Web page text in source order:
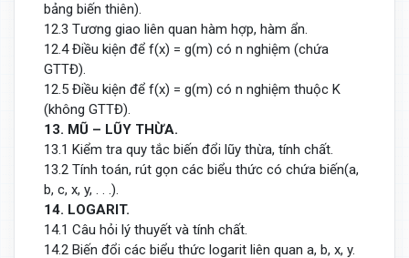
bảng biến thiên).
12.3 Tương giao liên quan hàm hợp, hàm ẩn.
12.4 Điều kiện để f(x) = g(m) có n nghiệm (chứa
GTTĐ).
12.5 Điều kiện để f(x) = g(m) có n nghiệm thuộc K
(không GTTĐ).
13. MŨ – LŨY THỪA.
13.1 Kiểm tra quy tắc biến đổi lũy thừa, tính chất.
13.2 Tính toán, rút gọn các biểu thức có chứa biến(a,
b, c, x, y, . . .).
14. LOGARIT.
14.1 Câu hỏi lý thuyết và tính chất.
14.2 Biến đổi các biểu thức logarit liên quan a, b, x, y.